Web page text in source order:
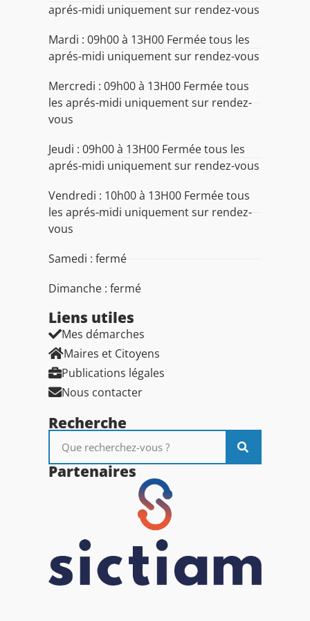
aprés-midi uniquement sur rendez-vous
Mardi : 09h00 à 13H00 Fermée tous les
aprés-midi uniquement sur rendez-vous
Mercredi : 09h00 à 13H00 Fermée tous
les aprés-midi uniquement sur rendez-
vous
Jeudi : 09h00 à 13H00 Fermée tous les
aprés-midi uniquement sur rendez-vous
Vendredi : 10h00 à 13H00 Fermée tous
les aprés-midi uniquement sur rendez-
vous
Samedi : fermé
Dimanche : fermé
Liens utiles​
Mes démarches
Maires et Citoyens
Publications légales
Nous contacter
Recherche
Partenaires